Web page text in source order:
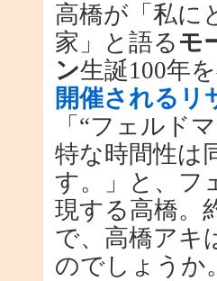
高橋が「私に
家」と語る モ
ン生誕100年
開催されるリ
「“フェルド
特な時間性は
す。」と、フ
現する高橋。
で、高橋アキ
のでしょうか